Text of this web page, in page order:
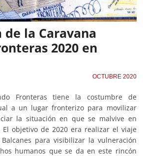
de la Caravana
2020 en
OCTUBRE 2020
Fronteras tiene la costumbre de
a un lugar fronterizo para movilizar
la situación en que se malvive en
El objetivo de 2020 era realizar el viaje
para visibilizar la vulneración
humanos que se da en este rincón